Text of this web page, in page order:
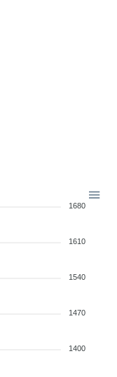
1680
1610
1540
1470
1400